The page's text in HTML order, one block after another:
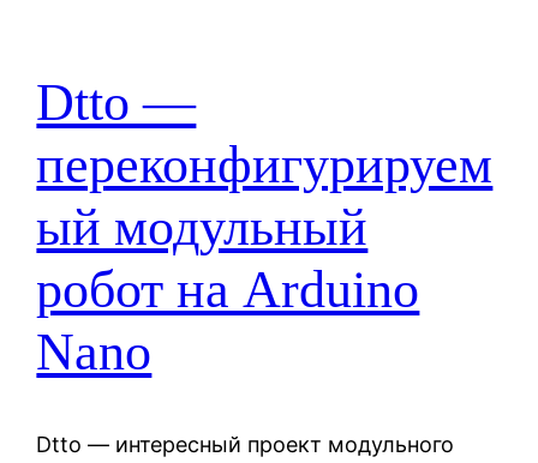
Dtto —
переконфигурируем
ый модульный
робот на Arduino
Nano
Dtto — интересный проект модульного